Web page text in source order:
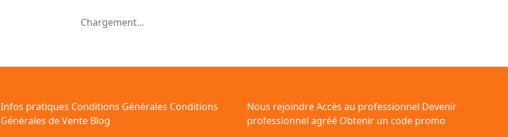
Chargement...
Infos pratiques Conditions Générales Conditions
Générales de Vente Blog
Nous rejoindreAccès au professionnel Devenir
professionnel agréé Obtenir un code promo